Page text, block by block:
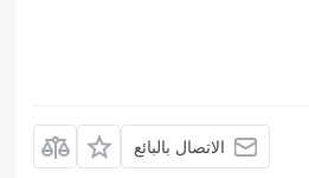
الاتصال بالبائع